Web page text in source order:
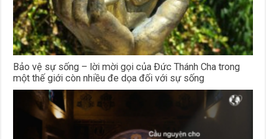
Bảo vệ sự sống – lời mời gọi của Đức Thánh Cha trong
một thế giới còn nhiều đe dọa đối với sự sống